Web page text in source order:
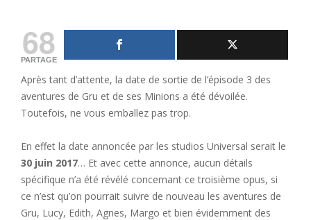
68
PARTAGE
Après tant d’attente, la date de sortie de l’épisode 3 des
aventures de Gru et de ses Minions a été dévoilée.
Toutefois, ne vous emballez pas trop.
En effet la date annoncée par les studios Universal serait le
30 juin 2017… Et avec cette annonce, aucun détails
spécifique n’a été révélé concernant ce troisième opus, si
ce n’est qu’on pourrait suivre de nouveau les aventures de
Gru, Lucy, Edith, Agnes, Margo et bien évidemment des